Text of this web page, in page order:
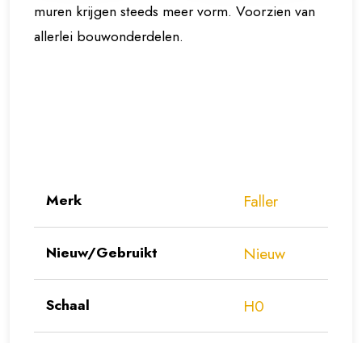
muren krijgen steeds meer vorm. Voorzien van
allerlei bouwonderdelen.
Merk Faller
Nieuw/Gebruikt Nieuw
Schaal H0